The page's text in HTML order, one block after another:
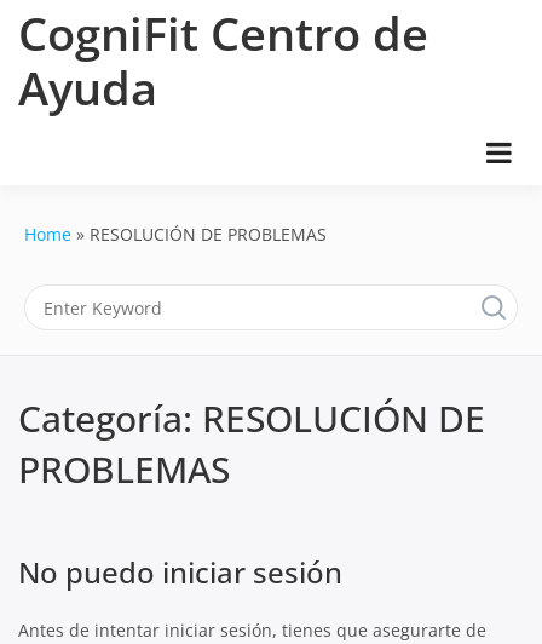
CogniFit Centro de
Ayuda
Home RESOLUCIÓN DE PROBLEMAS
Categoría: RESOLUCIÓN DE
PROBLEMAS
No puedo iniciar sesión
Antes de intentar iniciar sesión, tienes que asegurarte de